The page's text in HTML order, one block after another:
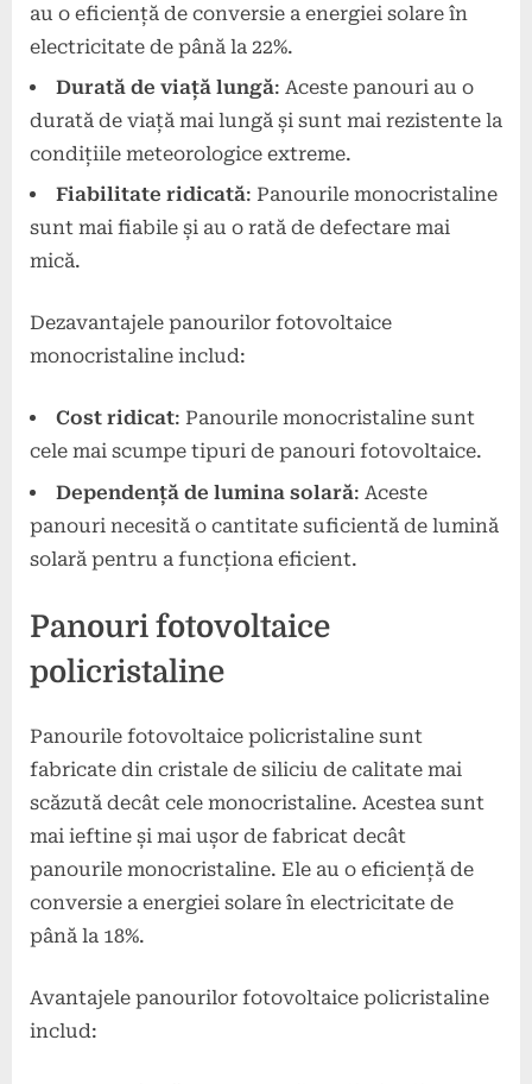
au o eficiență de conversie a energiei solare în
electricitate de până la 22%.
Durată de viață lungă: Aceste panouri au o
durată de viață mai lungă și sunt mai rezistente la
condițiile meteorologice extreme.
Fiabilitate ridicată: Panourile monocristaline
sunt mai fiabile și au o rată de defectare mai
mică.
Dezavantajele panourilor fotovoltaice
monocristaline includ:
Cost ridicat: Panourile monocristaline sunt
cele mai scumpe tipuri de panouri fotovoltaice.
Dependență de lumina solară: Aceste
panouri necesită o cantitate suficientă de lumină
solară pentru a funcționa eficient.
Panouri fotovoltaice
policristaline
Panourile fotovoltaice policristaline sunt
fabricate din cristale de siliciu de calitate mai
scăzută decât cele monocristaline. Acestea sunt
mai ieftine și mai ușor de fabricat decât
panourile monocristaline. Ele au o eficiență de
conversie a energiei solare în electricitate de
până la 18%.
Avantajele panourilor fotovoltaice policristaline
includ: